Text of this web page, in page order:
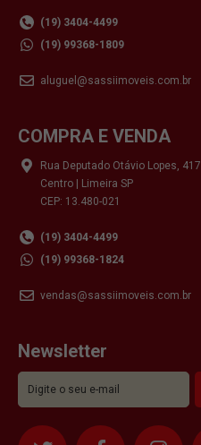
(19) 3404-4499
(19) 99368-1809
aluguel@sassiimoveis.com.br
COMPRA E VENDA
Rua Deputado Otávio Lopes, 417
Centro | Limeira SP
CEP: 13.480-021
(19) 3404-4499
(19) 99368-1824
vendas@sassiimoveis.com.br
Newsletter